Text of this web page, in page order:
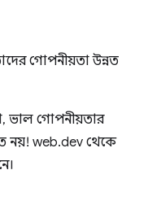
গোপনীয়তা উন্নত
ভাল গোপনীয়তার
নয়! web.dev থেকে